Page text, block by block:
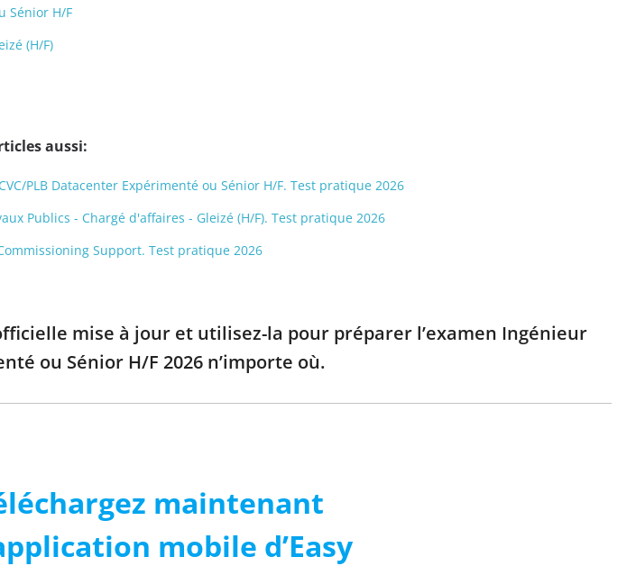
Sénior H/F
(H/F)
aussi:
PLB Datacenter Expérimenté ou Sénior H/F. Test pratique 2026
Publics - Chargé d'affaires - Gleizé (H/F). Test pratique 2026
Support. Test pratique 2026
mise à jour et utilisez-la pour préparer l’examen Ingénieur
ou Sénior H/F 2026 n’importe où.
maintenant
mobile d’Easy